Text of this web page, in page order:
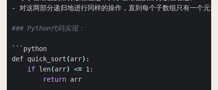
### Python代码实现：
```
def quick_sort(arr)
if len(arr) <=
return